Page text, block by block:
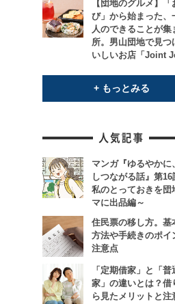
【団地のグルメ】「
び」から始まった、
人のできることが集
所。男山団地で見つ
いしいお店「Joint
+ もっとみる
マンガ『ゆるやかに
しつながる話』第16
私のとっておきを団
マに出品編～
住民票の移し方。基
方法や手続きのポイ
注意点
「定期借家」と「普
家」の違いとは？借
ら見たメリットと注